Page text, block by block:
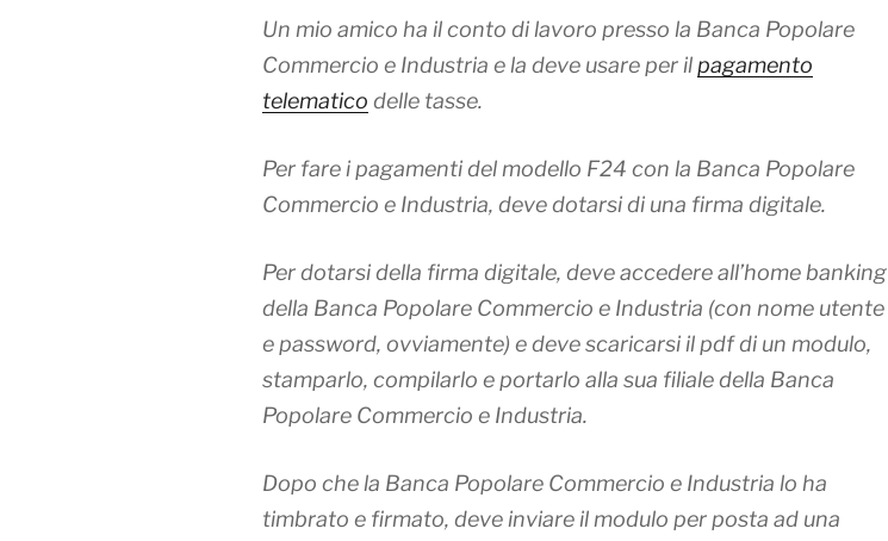
Un mio amico ha il conto di lavoro presso la Banca Popolare
Commercio e Industria e la deve usare per ilpagamento
telematico delle tasse.
Per fare i pagamenti del modello F24 con la Banca Popolare
Commercio e Industria, deve dotarsi di una firma digitale.
Per dotarsi della firma digitale, deve accedere all’home banking
della Banca Popolare Commercio e Industria (con nome utente
e password, ovviamente) e deve scaricarsi il pdf di un modulo,
stamparlo, compilarlo e portarlo alla sua filiale della Banca
Popolare Commercio e Industria.
Dopo che la Banca Popolare Commercio e Industria lo ha
timbrato e firmato, deve inviare il modulo per posta ad una